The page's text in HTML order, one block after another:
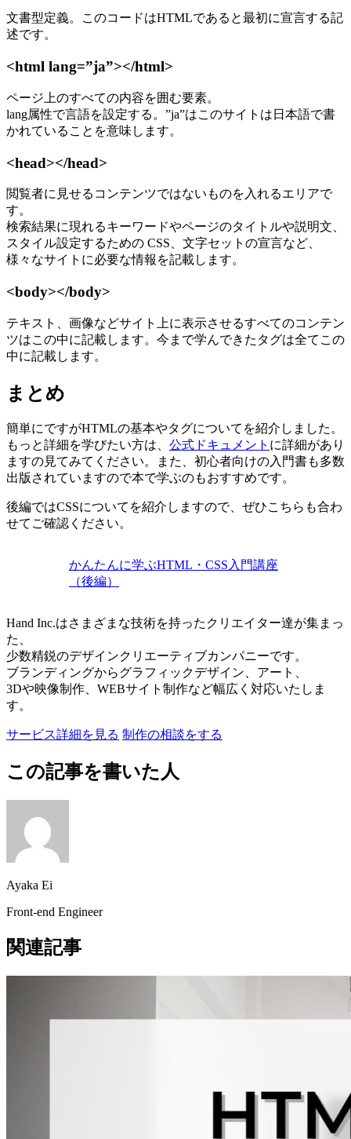
文書型定義。このコードはHTMLであると最初に宣言する記
述です。
<html lang=”ja”></html>
ページ上のすべての内容を囲む要素。
lang属性で言語を設定する。”ja”はこのサイトは日本語で書
かれていることを意味します。
<head></head>
閲覧者に見せるコンテンツではないものを入れるエリアで
す。
検索結果に現れるキーワードやページのタイトルや説明文、
スタイル設定するための CSS、文字セットの宣言など、
様々なサイトに必要な情報を記載します。
<body></body>
テキスト、画像などサイト上に表示させるすべてのコンテン
ツはこの中に記載します。今まで学んできたタグは全てこの
中に記載します。
まとめ
簡単にですがHTMLの基本やタグについてを紹介しました。
もっと詳細を学びたい方は、 公式ドキュメント に詳細があり
ますの見てみてください。また、初心者向けの入門書も多数
出版されていますので本で学ぶのもおすすめです。
後編ではCSSについてを紹介しますので、ぜひこちらも合わ
せてご確認ください。
かんたんに学ぶHTML・CSS入門講座
（後編）
Hand Inc.はさまざまな技術を持ったクリエイター達が集まっ
た、
少数精鋭のデザインクリエーティブカンパニーです。
ブランディングからグラフィックデザイン、アート、
3Dや映像制作、WEBサイト制作など幅広く対応いたしま
す。
サービス詳細を見る 制作の相談をする
この記事を書いた人
Ayaka Ei
Front-end Engineer
関連記事